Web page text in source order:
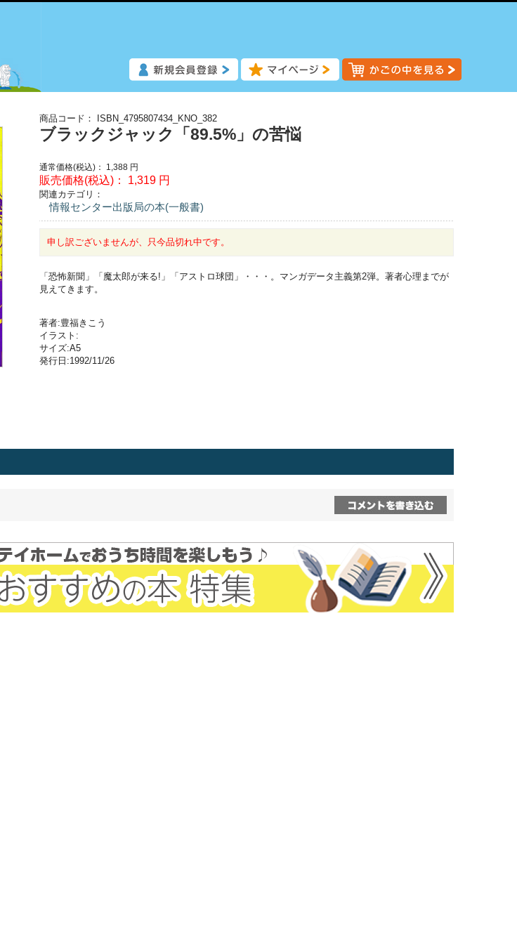
商品コード： ISBN_4795807434_KNO_382
ブラックジャック「89.5%」の苦悩
通常価格(税込)： 1,388 円
販売価格(税込)： 1,319 円
関連カテゴリ：
情報センター出版局の本(一般書)
申し訳ございませんが、只今品切れ中です。
「恐怖新聞」「魔太郎が来る!」「アストロ球団」・・・。マンガデータ主義第2弾。著者心理までが
見えてきます。
著者:豊福きこう
イラスト:
サイズ:A5
発行日:1992/11/26